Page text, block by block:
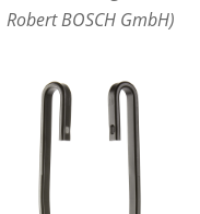
Robert BOSCH GmbH)